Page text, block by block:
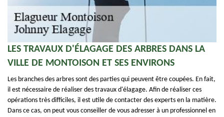
LES TRAVAUX D'ÉLAGAGE DES ARBRES DANS LA
VILLE DE MONTOISON ET SES ENVIRONS
Les branches des arbres sont des parties qui peuvent être coupées. En fait,
il est nécessaire de réaliser des travaux d'élagage. Afin de réaliser ces
opérations très difficiles, il est utile de contacter des experts en la matière.
Dans ce cas, on peut vous conseiller de vous adresser à un professionnel en